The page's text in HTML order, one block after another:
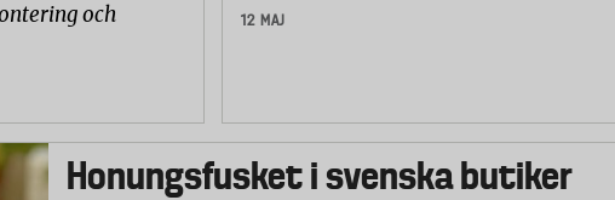
och
12 MAJ
Honungsfusket i svenska butiker